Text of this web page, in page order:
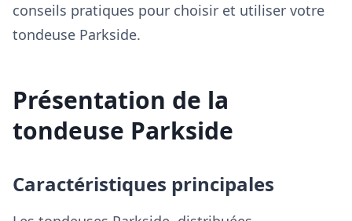
conseils pratiques pour choisir et utiliser votre
tondeuse Parkside.
Présentation de la
tondeuse Parkside
Caractéristiques principales